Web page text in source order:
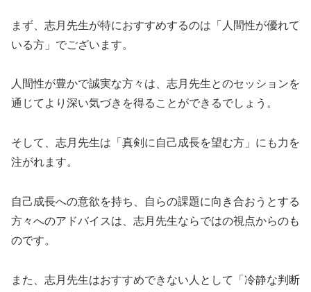
まず、志月先生が特におすすめするのは「人間性が優れて
いる方」でございます。
人間性が豊かで誠実な方々は、志月先生とのセッションを
通じてより深い気づきを得ることができるでしょう。
そして、志月先生は「真剣に自己成長を望む方」にも力を
注がれます。
自己成長への意欲を持ち、自らの課題に向き合おうとする
方々へのアドバイスは、志月先生ならではの視点からのも
のです。
また、志月先生はおすすめできない人として「冷静な判断